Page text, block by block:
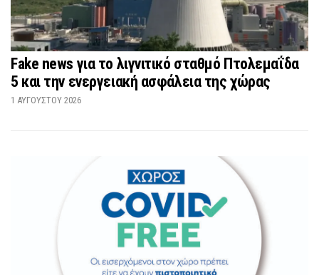
Fake news για το λιγνιτικό σταθμό Πτολεμαΐδα
5 και την ενεργειακή ασφάλεια της χώρας
1 ΑΥΓΟΎΣΤΟΥ 2026